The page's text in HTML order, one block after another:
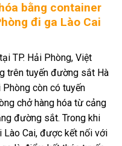
bằng container
đi ga Lào Cai
TP. Hải Phòng, Việt
trên tuyến đường sắt Hà
còn có tuyến
chở hàng hóa từ cảng
đường sắt. Trong khi
Lào Cai, được kết nối với